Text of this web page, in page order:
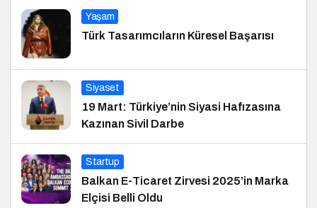
Yaşam
Türk Tasarımcıların Küresel Başarısı
Siyaset
19 Mart: Türkiye’nin Siyasi Hafızasına
Kazınan Sivil Darbe
Startup
Balkan E-Ticaret Zirvesi 2025’in Marka
Elçisi Belli Oldu